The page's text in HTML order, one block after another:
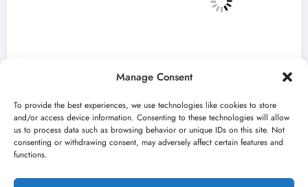
Manage Consent
To provide the best experiences, we use technologies like cookies to store
and/or access device information. Consenting to these technologies will allow
us to process data such as browsing behavior or unique IDs on this site. Not
consenting or withdrawing consent, may adversely affect certain features and
functions.
„Najveći mali festival u Vojvodini“ i ovog